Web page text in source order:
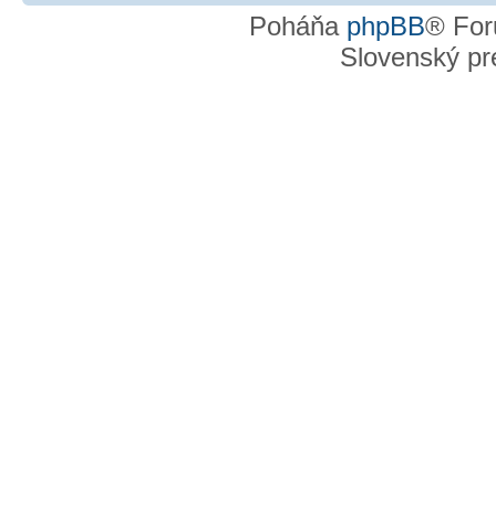
Poháňa phpBB®
Slovenský